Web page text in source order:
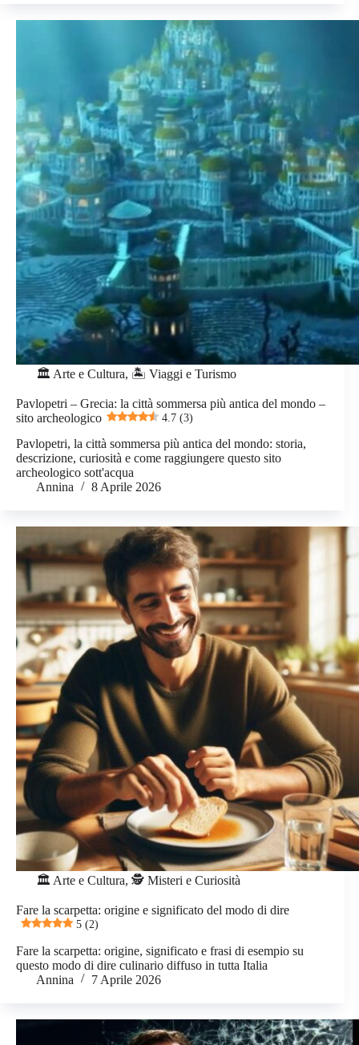
🏛️ Arte e Cultura, 🏝️ Viaggi e Turismo
Pavlopetri – Grecia: la città sommersa più antica del mondo –
sito archeologico
4.7 (3)
Pavlopetri, la città sommersa più antica del mondo: storia,
descrizione, curiosità e come raggiungere questo sito
archeologico sott'acqua
Annina
8 Aprile 2026
🏛️ Arte e Cultura, 🕵️ Misteri e Curiosità
Fare la scarpetta: origine e significato del modo di dire
5 (2)
Fare la scarpetta: origine, significato e frasi di esempio su
questo modo di dire culinario diffuso in tutta Italia
Annina
7 Aprile 2026